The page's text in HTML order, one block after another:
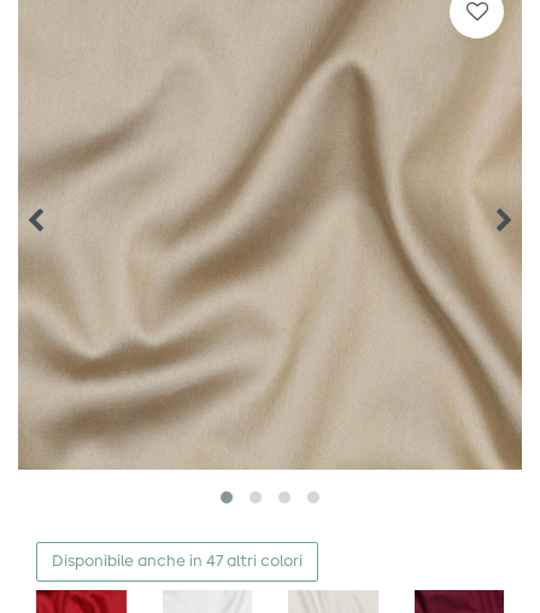
Disponibile anche in 47 altri colori